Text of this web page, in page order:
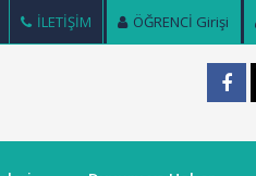
İLETİŞİM ÖĞRENCİ Girişi